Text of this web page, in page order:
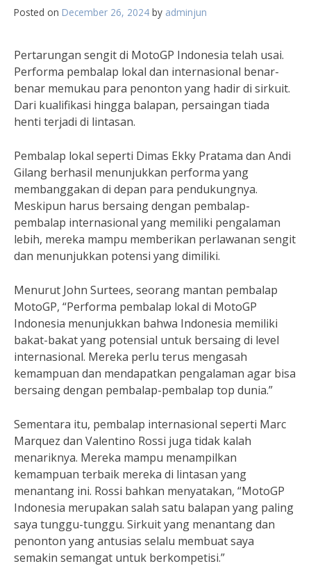
Posted on December 26, 2024 by adminjun
Pertarungan sengit di MotoGP Indonesia telah usai.
Performa pembalap lokal dan internasional benar-
benar memukau para penonton yang hadir di sirkuit.
Dari kualifikasi hingga balapan, persaingan tiada
henti terjadi di lintasan.
Pembalap lokal seperti Dimas Ekky Pratama dan Andi
Gilang berhasil menunjukkan performa yang
membanggakan di depan para pendukungnya.
Meskipun harus bersaing dengan pembalap-
pembalap internasional yang memiliki pengalaman
lebih, mereka mampu memberikan perlawanan sengit
dan menunjukkan potensi yang dimiliki.
Menurut John Surtees, seorang mantan pembalap
MotoGP, “Performa pembalap lokal di MotoGP
Indonesia menunjukkan bahwa Indonesia memiliki
bakat-bakat yang potensial untuk bersaing di level
internasional. Mereka perlu terus mengasah
kemampuan dan mendapatkan pengalaman agar bisa
bersaing dengan pembalap-pembalap top dunia.”
Sementara itu, pembalap internasional seperti Marc
Marquez dan Valentino Rossi juga tidak kalah
menariknya. Mereka mampu menampilkan
kemampuan terbaik mereka di lintasan yang
menantang ini. Rossi bahkan menyatakan, “MotoGP
Indonesia merupakan salah satu balapan yang paling
saya tunggu-tunggu. Sirkuit yang menantang dan
penonton yang antusias selalu membuat saya
semakin semangat untuk berkompetisi.”